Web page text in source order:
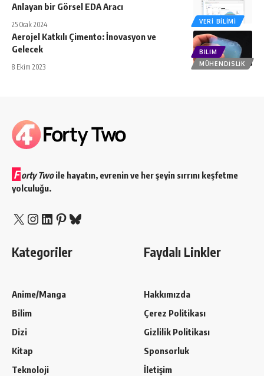
VERI BILIMI
Anlayan bir Görsel EDA Aracı
25 Ocak 2024
BILIM
MÜHENDISLIK
Aerojel Katkılı Çimento: İnovasyon ve
Gelecek
8 Ekim 2023
F orty Twoile hayatın, evrenin ve her şeyin sırrını keşfetme
yolculuğu.
X Instagram
LinkedIn
Pinterest
Bluesky
Kategoriler
Anime/Manga
Bilim
Dizi
Kitap
Teknoloji
Faydalı Linkler
Hakkımızda
Çerez Politikası
Gizlilik Politikası
Sponsorluk
İletişim